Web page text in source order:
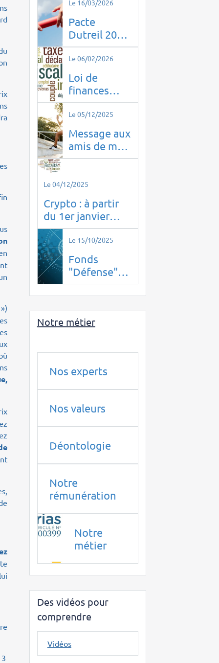
Le 16/03/2026
Pacte
Dutreil 2026
: ce qui
change pour
la
transmission
d’entreprise
Le 06/02/2026
Loi de
finances
2026
Le 05/12/2025
Message aux
amis de mes
enfants !
Le 04/12/2025
Crypto : à partir
du 1er janvier
2026, la
confidentialité
disparaît.
Le 15/10/2025
Fonds
"Défense"
de BPI
France : un
piège pour
les
Notre métier
Nos experts
Nos valeurs
Déontologie
Notre
rémunération
Notre
métier
Des vidéos pour
comprendre
Vidéos